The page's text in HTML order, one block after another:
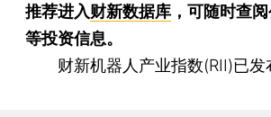
推荐进入财新数据库 ，可随时查
等投资信息。
财新机器人产业指数(RII)已发